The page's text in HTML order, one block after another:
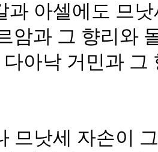
과 아셀에도 므
암과 그 향리와
아낙 거민과
므낫세 자손이